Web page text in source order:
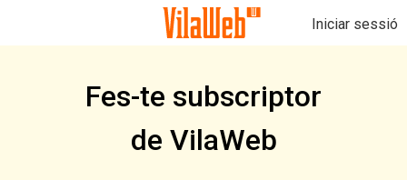
Iniciar sessió
Fes-te subscriptor
de VilaWeb